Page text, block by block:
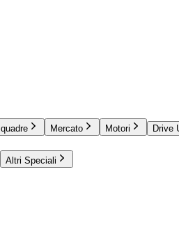
Mercato Motori Drive
Altri Speciali